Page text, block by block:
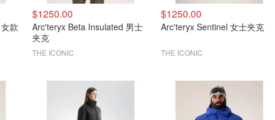
款
$1250.00
Arc'teryx Beta Insulated 男士
夹克
THE ICONIC
$1250.00
Arc'teryx Sentinel 女士夹克
THE ICONIC